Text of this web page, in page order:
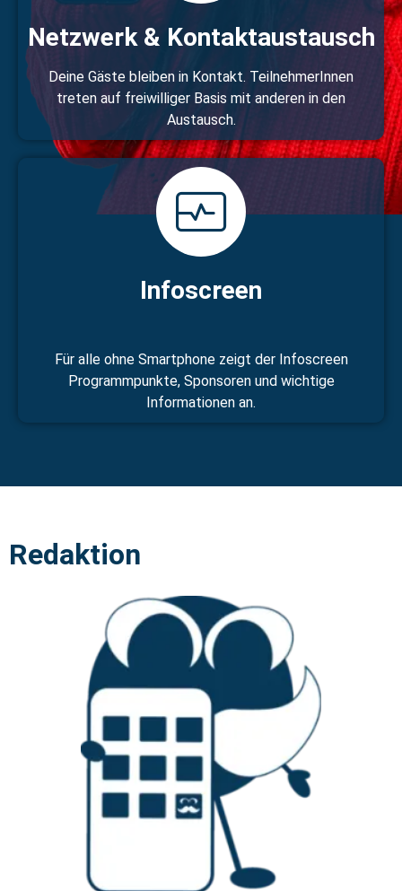
Netzwerk & Kontaktaustausch
Deine Gäste bleiben in Kontakt. TeilnehmerInnen
treten auf freiwilliger Basis mit anderen in den
Austausch.
Infoscreen
Für alle ohne Smartphone zeigt der Infoscreen
Programmpunkte, Sponsoren und wichtige
Informationen an.
Redaktion